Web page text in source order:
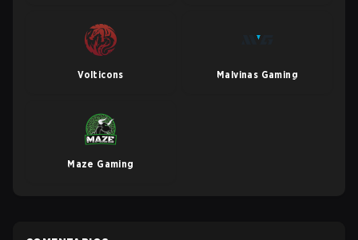
Volticons Malvinas Gaming
Maze Gaming